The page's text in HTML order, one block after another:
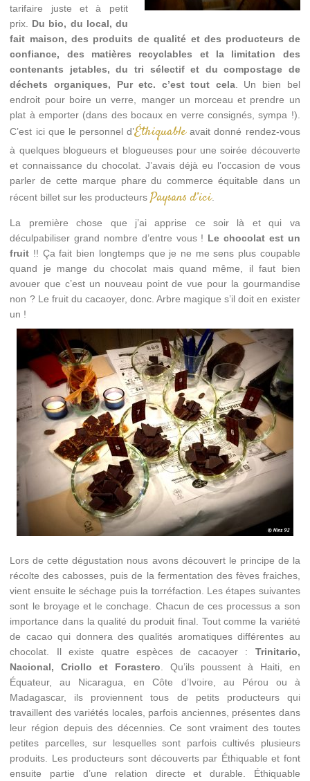
tarifaire juste et à petit
prix. Du bio, du local, du
fait maison, des produits de qualité et des producteurs de
confiance, des matières recyclables et la limitation des
contenants jetables, du tri sélectif et du compostage de
déchets organiques, Pur etc. c’est tout cela. Un bien bel
endroit pour boire un verre, manger un morceau et prendre un
plat à emporter (dans des bocaux en verre consignés, sympa !).
C’est ici que le personnel d’Éthiquable avait donné rendez-vous
à quelques blogueurs et blogueuses pour une soirée découverte
et connaissance du chocolat. J’avais déjà eu l’occasion de vous
parler de cette marque phare du commerce équitable dans un
récent billet sur les producteursPaysans d’ici.
La première chose que j’ai apprise ce soir là et qui va
déculpabiliser grand nombre d’entre vous ! Le chocolat est un
fruit !! Ça fait bien longtemps que je ne me sens plus coupable
quand je mange du chocolat mais quand même, il faut bien
avouer que c’est un nouveau point de vue pour la gourmandise
non ? Le fruit du cacaoyer, donc. Arbre magique s’il doit en exister
un !
Lors de cette dégustation nous avons découvert le principe de la
récolte des cabosses, puis de la fermentation des fèves fraiches,
vient ensuite le séchage puis la torréfaction. Les étapes suivantes
sont le broyage et le conchage. Chacun de ces processus a son
importance dans la qualité du produit final. Tout comme la variété
de cacao qui donnera des qualités aromatiques différentes au
chocolat. Il existe quatre espèces de cacaoyer : Trinitario,
Nacional, Criollo et Forastero. Qu’ils poussent à Haiti, en
Équateur, au Nicaragua, en Côte d’Ivoire, au Pérou ou à
Madagascar, ils proviennent tous de petits producteurs qui
travaillent des variétés locales, parfois anciennes, présentes dans
leur région depuis des décennies. Ce sont vraiment des toutes
petites parcelles, sur lesquelles sont parfois cultivés plusieurs
produits. Les producteurs sont découverts par Éthiquable et font
ensuite partie d’une relation directe et durable. Éthiquable